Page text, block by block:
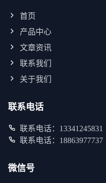
首页
产品中心
文章资讯
联系我们
关于我们
联系电话
联系电话：13341245831
联系电话：18863977737
微信号